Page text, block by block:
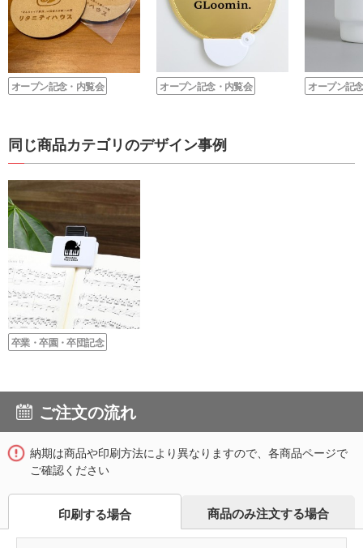
オープン記念・内覧会 オープン記念・内覧会 オープン記
同じ商品カテゴリのデザイン事例
卒業・卒園・卒団記念
ご注文の流れ
納期は商品や印刷方法により異なりますので、各商品ページで
ご確認ください
印刷する場合 商品のみ注文する場合